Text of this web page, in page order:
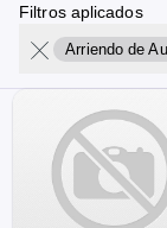
Filtros aplicados
Arriendo de